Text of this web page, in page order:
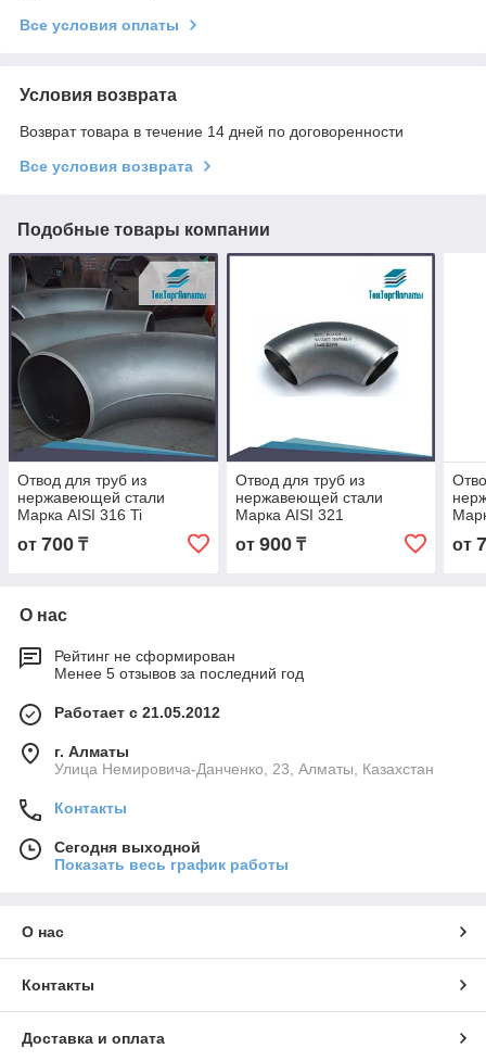
Все условия оплаты
Условия возврата
Возврат товара в течение 14 дней по договоренности
Все условия возврата
Подобные товары компании
Отвод для труб из
нержавеющей стали
Марка AISI 316 Ti
от 700 ₸
Отвод для труб из
нержавеющей стали
Марка AISI 321
от 900₸ от
О нас
Рейтинг не сформирован
Менее 5 отзывов за последний год
Работает с 21.05.2012
г. Алматы
Улица Немировича-Данченко, 23, Алматы, Казахстан
Контакты
Сегодня выходной
Показать весь график работы
О нас
Контакты
Доставка и оплата